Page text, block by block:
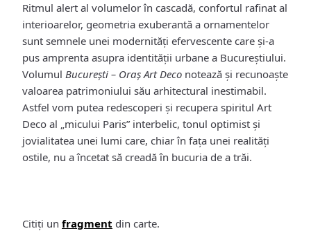
Ritmul alert al volumelor în cascadă, confortul rafinat al
interioarelor, geometria exuberantă a ornamentelor
sunt semnele unei modernități efervescente care și-a
pus amprenta asupra identității urbane a Bucureștiului.
Volumul București – Oraş Art Deco notează şi recunoaşte
valoarea patrimoniului său arhitectural inestimabil.
Astfel vom putea redescoperi și recupera spiritul Art
Deco al „micului Paris” interbelic, tonul optimist și
jovialitatea unei lumi care, chiar în fața unei realități
ostile, nu a încetat să creadă în bucuria de a trăi.
Citiți un fragment din carte.